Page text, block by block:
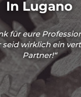
In Lugano
für eure
seid wirklich ein
Partner!“